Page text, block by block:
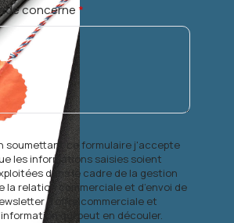
concerne *
soumettant ce formulaire j'accepte
les informations saisies soient
dans le cadre de la gestion
la relation commerciale et d’envoi de
d’offre commerciale et
qui peut en découler.